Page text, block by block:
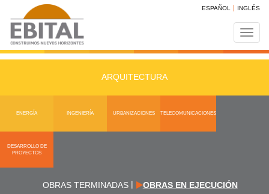
ESPAÑOL INGLÉS
ARQUITECTURA
ENERGÍA INGENIERÍA URBANIZACIONES TELECOMUNICACIONES
DESARROLLO DE
PROYECTOS
OBRAS TERMINADAS| OBRAS EN EJECUCIÓN